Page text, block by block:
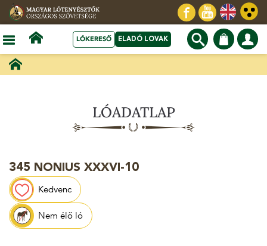
LÓKERESŐ ELADÓ LOVAK
LÓADATLAP
345 NONIUS XXXVI-10
Kedvenc
Nem élő ló